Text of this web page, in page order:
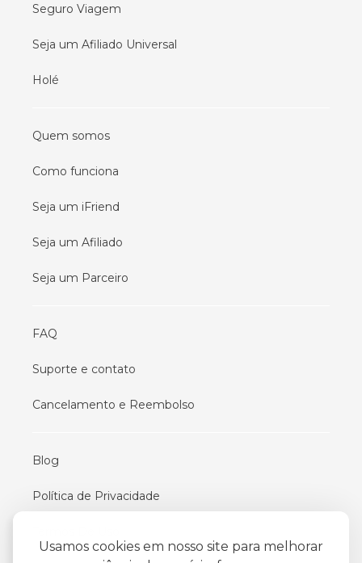
Usamos cookies em nosso site para melhorar
Seguro Viagem
Seja um Afiliado Universal
Holé
Quem somos
Como funciona
Seja um iFriend
Seja um Afiliado
Seja um Parceiro
FAQ
Suporte e contato
Cancelamento e Reembolso
Blog
Política de Privacidade